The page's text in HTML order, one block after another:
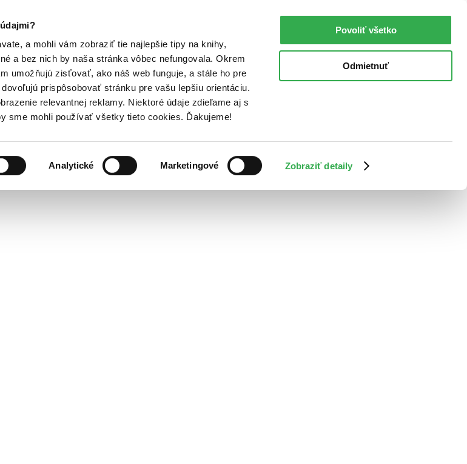
a mohli vám zobraziť tie najlepšie tipy na knihy,
a bez nich by naša stránka vôbec nefungovala. Okrem
umožňujú zisťovať, ako náš web funguje, a stále ho pre
prispôsobovať stránku pre vašu lepšiu orientáciu.
relevantnej reklamy. Niektoré údaje zdieľame aj s
sme mohli používať všetky tieto cookies. Ďakujeme!
Analytické Marketingové Zobraziť detaily
Povoliť všetko
Odmietnuť